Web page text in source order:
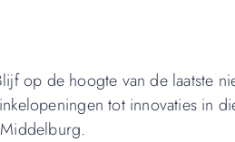
op de hoogte van de laatste
tot innovaties in